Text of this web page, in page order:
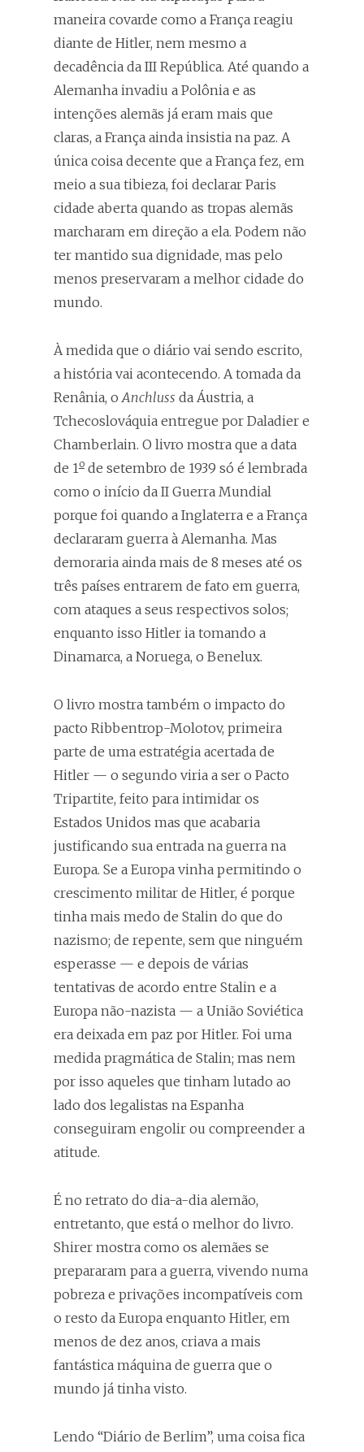
maneira covarde como a França reagiu
diante de Hitler, nem mesmo a
decadência da III República. Até quando a
Alemanha invadiu a Polônia e as
intenções alemãs já eram mais que
claras, a França ainda insistia na paz. A
única coisa decente que a França fez, em
meio a sua tibieza, foi declarar Paris
cidade aberta quando as tropas alemãs
marcharam em direção a ela. Podem não
ter mantido sua dignidade, mas pelo
menos preservaram a melhor cidade do
mundo.
À medida que o diário vai sendo escrito,
a história vai acontecendo. A tomada da
Renânia, oAnchluss da Áustria, a
Tchecoslováquia entregue por Daladier e
Chamberlain. O livro mostra que a data
de 1o de setembro de 1939 só é lembrada
como o início da II Guerra Mundial
porque foi quando a Inglaterra e a França
declararam guerra à Alemanha. Mas
demoraria ainda mais de 8 meses até os
três países entrarem de fato em guerra,
com ataques a seus respectivos solos;
enquanto isso Hitler ia tomando a
Dinamarca, a Noruega, o Benelux.
O livro mostra também o impacto do
pacto Ribbentrop-Molotov, primeira
parte de uma estratégia acertada de
Hitler — o segundo viria a ser o Pacto
Tripartite, feito para intimidar os
Estados Unidos mas que acabaria
justificando sua entrada na guerra na
Europa. Se a Europa vinha permitindo o
crescimento militar de Hitler, é porque
tinha mais medo de Stalin do que do
nazismo; de repente, sem que ninguém
esperasse — e depois de várias
tentativas de acordo entre Stalin e a
Europa não-nazista — a União Soviética
era deixada em paz por Hitler. Foi uma
medida pragmática de Stalin; mas nem
por isso aqueles que tinham lutado ao
lado dos legalistas na Espanha
conseguiram engolir ou compreender a
atitude.
É no retrato do dia-a-dia alemão,
entretanto, que está o melhor do livro.
Shirer mostra como os alemães se
prepararam para a guerra, vivendo numa
pobreza e privações incompatíveis com
o resto da Europa enquanto Hitler, em
menos de dez anos, criava a mais
fantástica máquina de guerra que o
mundo já tinha visto.
Lendo “Diário de Berlim”, uma coisa fica